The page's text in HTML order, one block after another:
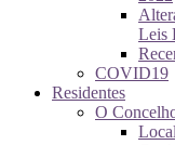
Leis
COVID19
Residentes
O